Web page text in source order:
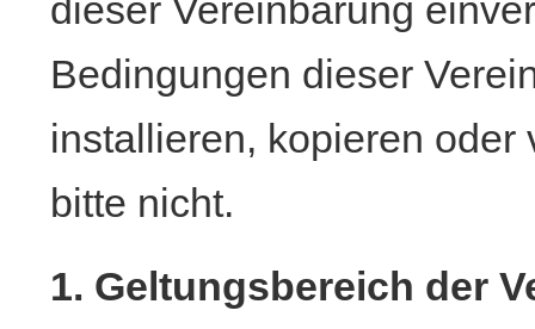
dieser Vereinbarung
Bedingungen dieser
installieren, kopieren
bitte nicht.
1. Geltungsbereich der